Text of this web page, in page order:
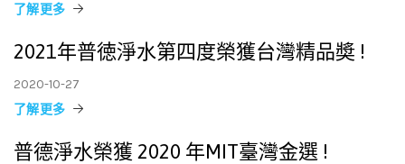
了解更多
2021年普徳淨水第四度榮獲台灣精品奬 !
2020-10-27
了解更多
普德淨水榮獲 2020 年MIT臺灣金選 !